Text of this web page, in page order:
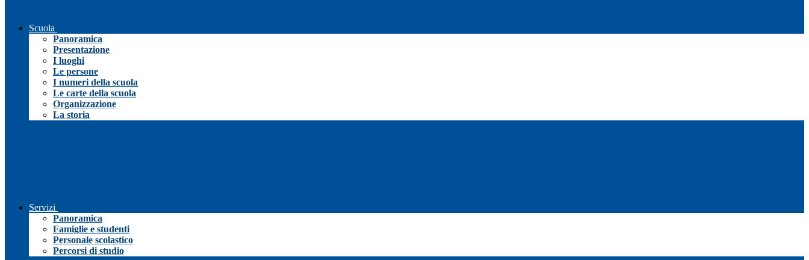
Scuola
Panoramica
Presentazione
I luoghi
Le persone
I numeri della scuola
Le carte della scuola
Organizzazione
La storia
Servizi
Panoramica
Famiglie e studenti
Personale scolastico
Percorsi di studio